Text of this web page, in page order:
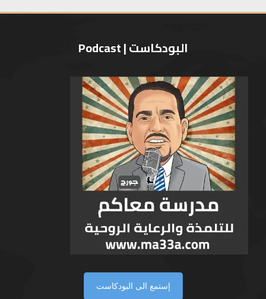
البودكاست | Podcast
إستمع الى البودكاست